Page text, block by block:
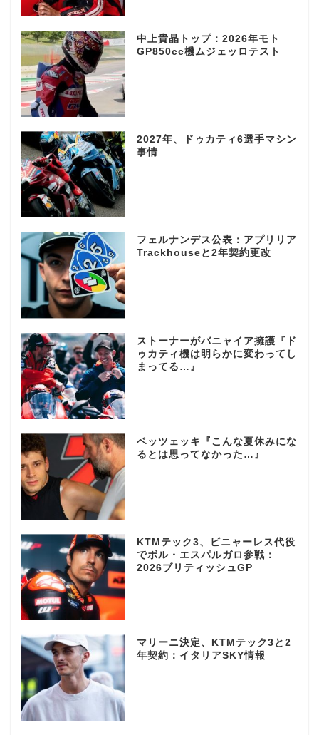
中上貴晶トップ：2026年モト
GP850cc機ムジェッロテスト
2027年、ドゥカティ6選手マシン
事情
フェルナンデス公表：アプリリア
Trackhouseと2年契約更改
ストーナーがバニャイア擁護『ド
ゥカティ機は明らかに変わってし
まってる…』
ベッツェッキ『こんな夏休みにな
るとは思ってなかった…』
KTMテック3、ビニャーレス代役
でポル・エスパルガロ参戦：
2026ブリティッシュGP
マリーニ決定、KTMテック3と2
年契約：イタリアSKY情報